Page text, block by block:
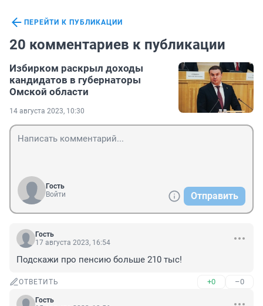
ПЕРЕЙТИ К ПУБЛИКАЦИИ
20 комментариев к публикации
Избирком раскрыл доходы
кандидатов в губернаторы
Омской области
14 августа 2023, 10:30
Гость
Войти
Отправить
Гость
17 августа 2023, 16:54
Подскажи про пенсию больше 210 тыс!
ОТВЕТИТЬ +0 –0
Гость